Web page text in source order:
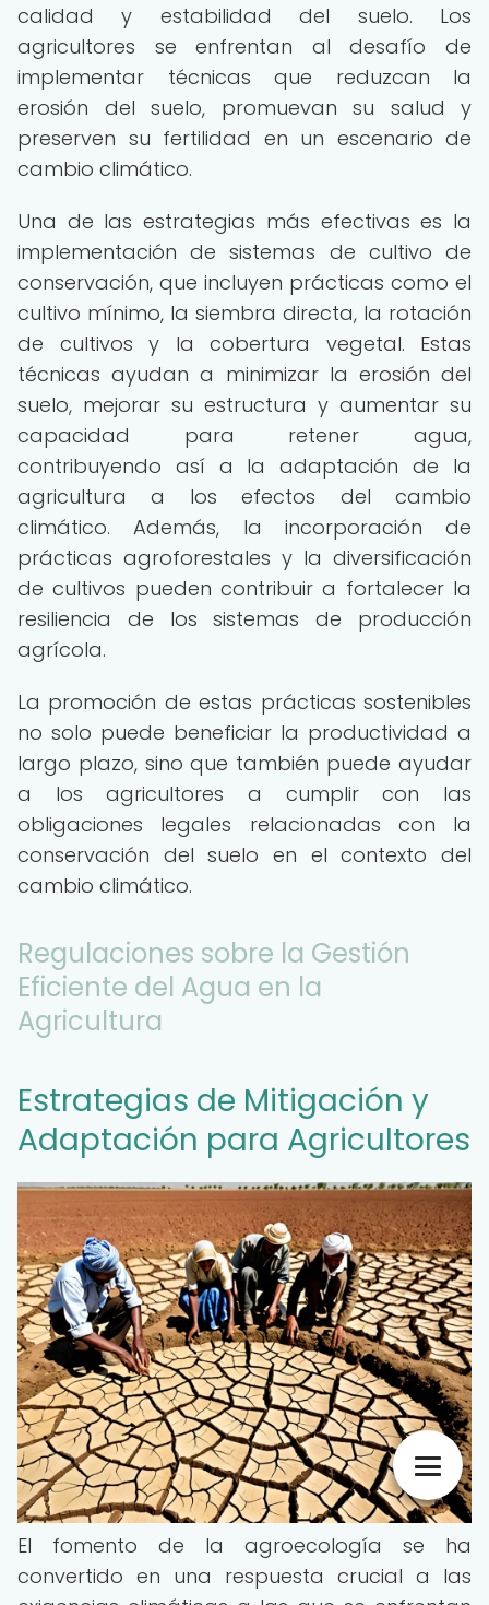
calidad y estabilidad del suelo. Los
agricultores se enfrentan al desafío de
implementar técnicas que reduzcan la
erosión del suelo, promuevan su salud y
preserven su fertilidad en un escenario de
cambio climático.
Una de las estrategias más efectivas es la
implementación de sistemas de cultivo de
conservación, que incluyen prácticas como el
cultivo mínimo, la siembra directa, la rotación
de cultivos y la cobertura vegetal. Estas
técnicas ayudan a minimizar la erosión del
suelo, mejorar su estructura y aumentar su
capacidad para retener agua,
contribuyendo así a la adaptación de la
agricultura a los efectos del cambio
climático. Además, la incorporación de
prácticas agroforestales y la diversificación
de cultivos pueden contribuir a fortalecer la
resiliencia de los sistemas de producción
agrícola.
La promoción de estas prácticas sostenibles
no solo puede beneficiar la productividad a
largo plazo, sino que también puede ayudar
a los agricultores a cumplir con las
obligaciones legales relacionadas con la
conservación del suelo en el contexto del
cambio climático.
Regulaciones sobre la Gestión
Eficiente del Agua en la
Agricultura
Estrategias de Mitigación y
Adaptación para Agricultores
El fomento de la agroecología se ha
convertido en una respuesta crucial a las